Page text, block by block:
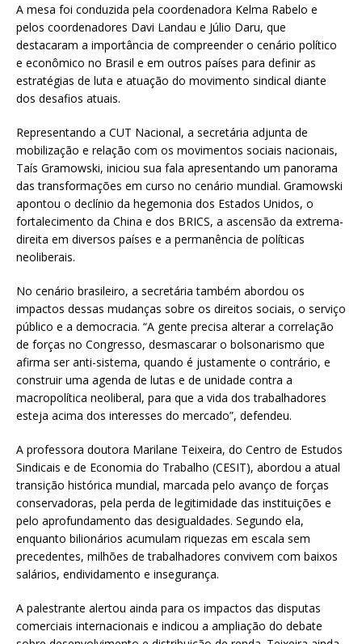
A mesa foi conduzida pela coordenadora Kelma Rabelo e
pelos coordenadores Davi Landau e Júlio Daru, que
destacaram a importância de compreender o cenário político
e econômico no Brasil e em outros países para definir as
estratégias de luta e atuação do movimento sindical diante
dos desafios atuais.
Representando a CUT Nacional, a secretária adjunta de
mobilização e relação com os movimentos sociais nacionais,
Taís Gramowski, iniciou sua fala apresentando um panorama
das transformações em curso no cenário mundial. Gramowski
apontou o declínio da hegemonia dos Estados Unidos, o
fortalecimento da China e dos BRICS, a ascensão da extrema-
direita em diversos países e a permanência de políticas
neoliberais.
No cenário brasileiro, a secretária também abordou os
impactos dessas mudanças sobre os direitos sociais, o serviço
público e a democracia. “A gente precisa alterar a correlação
de forças no Congresso, desmascarar o bolsonarismo que
afirma ser anti-sistema, quando é justamente o contrário, e
construir uma agenda de lutas e de unidade contra a
macropolítica neoliberal, para que a vida dos trabalhadores
esteja acima dos interesses do mercado”, defendeu.
A professora doutora Marilane Teixeira, do Centro de Estudos
Sindicais e de Economia do Trabalho (CESIT), abordou a atual
transição histórica mundial, marcada pelo avanço de forças
conservadoras, pela perda de legitimidade das instituições e
pelo aprofundamento das desigualdades. Segundo ela,
enquanto bilionários acumulam riquezas em escala sem
precedentes, milhões de trabalhadores convivem com baixos
salários, endividamento e insegurança.
A palestrante alertou ainda para os impactos das disputas
comerciais internacionais e indicou a ampliação do debate